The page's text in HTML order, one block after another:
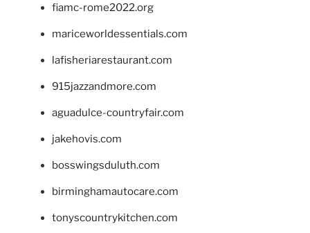
fiamc-rome2022.org
mariceworldessentials.com
lafisheriarestaurant.com
915jazzandmore.com
aguadulce-countryfair.com
jakehovis.com
bosswingsduluth.com
birminghamautocare.com
tonyscountrykitchen.com